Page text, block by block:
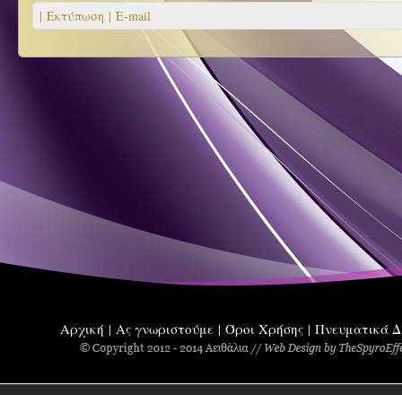
| Εκτύπωση | E-mail
Αρχική | Ας γνωριστούμε | Όροι Χρήσης | Πνευματικά